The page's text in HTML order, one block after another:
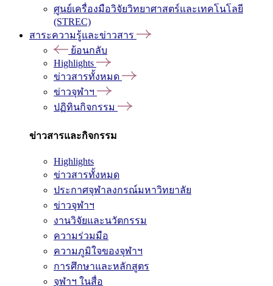
ศูนย์เครื่องมือวิจัยวิทยาศาสตร์และเทคโนโลยี
(STREC)
สาระความรู้และข่าวสาร
ย้อนกลับ
Highlights
ข่าวสารทั้งหมด
ข่าวจุฬาฯ
ปฏิทินกิจกรรม
ข่าวสารและกิจกรรม
Highlights
ข่าวสารทั้งหมด
ประกาศจุฬาลงกรณ์มหาวิทยาลัย
ข่าวจุฬาฯ
งานวิจัยและนวัตกรรม
ความร่วมมือ
ความภูมิใจของจุฬาฯ
การศึกษาและหลักสูตร
จุฬาฯ ในสื่อ